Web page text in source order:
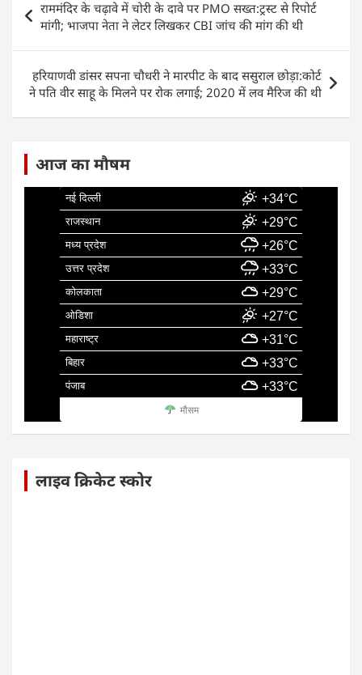
b
o
o
k
A
p
p
dI
n
navigation
राममंदिर के चढ़ावे में चोरी के दावे पर PMO सख्त:ट्रस्ट से रिपोर्ट
मांगी; भाजपा नेता ने लेटर लिखकर CBI जांच की मांग की थी
हरियाणवी डांसर सपना चौधरी ने मारपीट के बाद ससुराल छोड़ा:कोर्ट
ने पति वीर साहू के मिलने पर रोक लगाई; 2020 में लव मैरिज की थी
आज का मौषम
नई दिल्ली +34°C
राजस्थान +29°C
मध्य प्रदेश +26°C
उत्तर प्रदेश +33°C
कोलकाता +29°C
ओडिशा +27°C
महाराष्ट्र +31°C
बिहार +33°C
पंजाब +33°C
मौसम
लाइव क्रिकेट स्कोर